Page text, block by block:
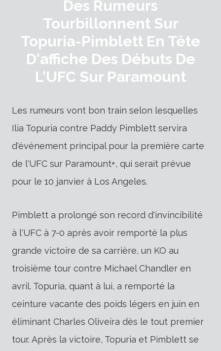
Des Rumeurs
Tourbillonnent Sur
Topuria-Pimblett En Tête
D'affiche Des Débuts De
L'UFC Sur Paramount
Les rumeurs vont bon train selon lesquelles
Ilia Topuria contre Paddy Pimblett servira
d'événement principal pour la première carte
de l'UFC sur Paramount+, qui serait prévue
pour le 10 janvier à Los Angeles.
Pimblett a prolongé son record d'invincibilité
à l'UFC à 7-0 après avoir remporté la plus
grande victoire de sa carrière, un KO au
troisième tour contre Michael Chandler en
avril. Topuria, quant à lui, a remporté la
ceinture vacante des poids légers en juin en
éliminant Charles Oliveira dès le tout premier
tour. Après la victoire, Topuria et Pimblett se